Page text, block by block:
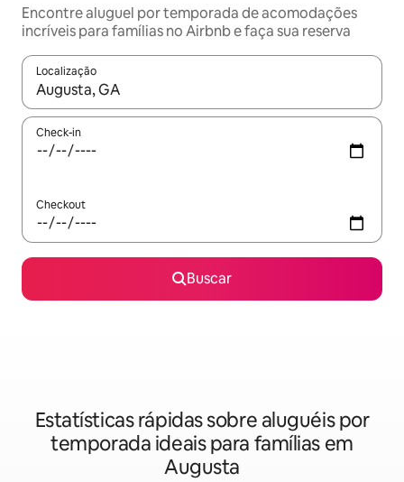
Encontre aluguel por temporada de acomodações
incríveis para famílias no Airbnb e faça sua reserva
Localização
Quando os resultados estiverem disponíveis, explore-os
Check-in
Checkout
Buscar
Estatísticas rápidas sobre aluguéis por
temporada ideais para famílias em
Augusta